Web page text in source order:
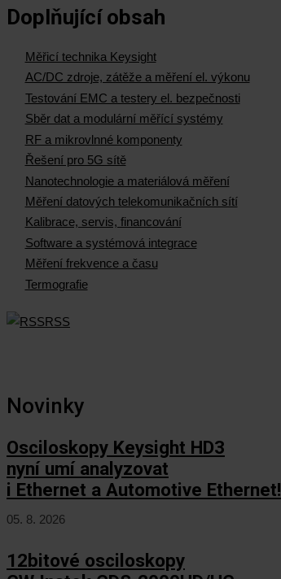
Doplňující obsah
Měřicí technika Keysight
AC/DC zdroje, zátěže a měření el. výkonu
Testování EMC a testery el. bezpečnosti
Sběr dat a modulární měřící systémy
RF a mikrovlnné komponenty
Řešení pro 5G sítě
Nanotechnologie a materiálová měření
Měření datových telekomunikačních sítí
Kalibrace, servis, financování
Software a systémová integrace
Měření frekvence a času
Termografie
RSS
Novinky
Osciloskopy Keysight HD3
nyní umí analyzovat
i Ethernet a Automotive Ethernet!
05. 8. 2026
12bitové osciloskopy